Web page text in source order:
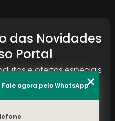
das Novidades
Portal
e ofertas especiais
Fale agora pelo WhatsApp